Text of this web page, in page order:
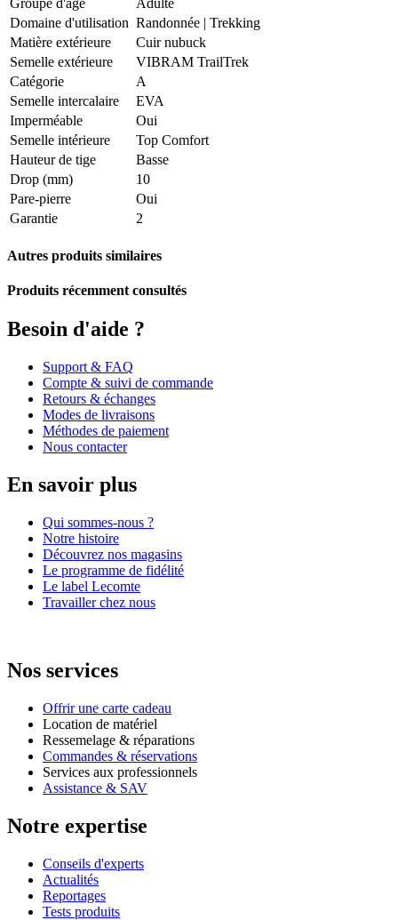
Domaine d'utilisation Randonnée | Trekking
Matière extérieure
Cuir nubuck
Semelle extérieure
VIBRAM TrailTrek
Catégorie
A
Semelle intercalaire
EVA
Imperméable
Oui
Semelle intérieure
Top Comfort
Hauteur de tige
Basse
Drop (mm)
10
Pare-pierre
Oui
Garantie
2
Autres produits similaires
Produits récemment consultés
Besoin d'aide ?
Support & FAQ
Compte & suivi de commande
Retours & échanges
Modes de livraisons
Méthodes de paiement
Nous contacter
En savoir plus
Qui sommes-nous ?
Notre histoire
Découvrez nos magasins
Le programme de fidélité
Le label Lecomte
Travailler chez nous
Nos services
Offrir une carte cadeau
Location de matériel
Ressemelage & réparations
Commandes & réservations
Services aux professionnels
Assistance & SAV
Notre expertise
Conseils d'experts
Actualités
Reportages
Tests produits